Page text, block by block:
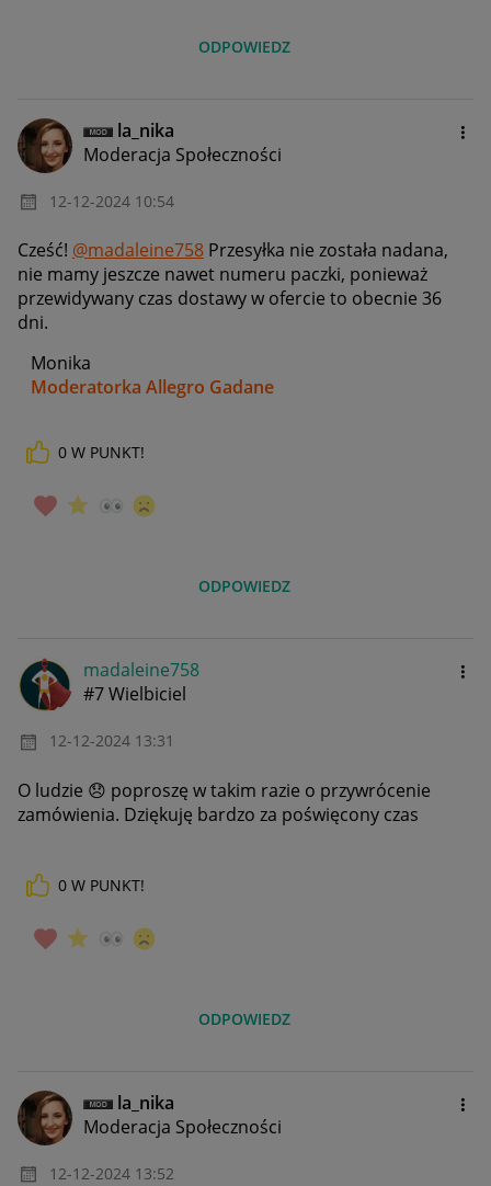
ODPOWIEDZ
la_nika
Moderacja Społeczności
‎12-12-2024 10:54
Cześć! @madaleine758 Przesyłka nie została nadana,
nie mamy jeszcze nawet numeru paczki, ponieważ
przewidywany czas dostawy w ofercie to obecnie 36
dni.
Monika
Moderatorka Allegro Gadane
0 W PUNKT!
ODPOWIEDZ
madaleine758
#7 Wielbiciel
‎12-12-2024 13:31
O ludzie 😞 poproszę w takim razie o przywrócenie
zamówienia. Dziękuję bardzo za poświęcony czas
0 W PUNKT!
ODPOWIEDZ
la_nika
Moderacja Społeczności
‎12-12-2024 13:52